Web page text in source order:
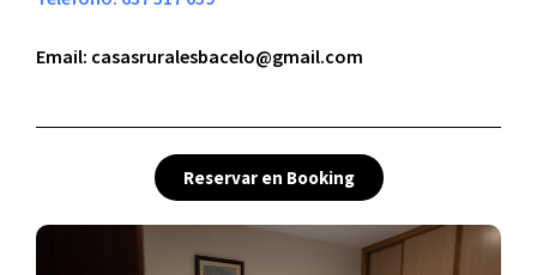
Email: casasruralesbacelo@gmail.com
Reservar en Booking